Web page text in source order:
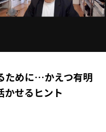
ために…かえつ有明
かせるヒント